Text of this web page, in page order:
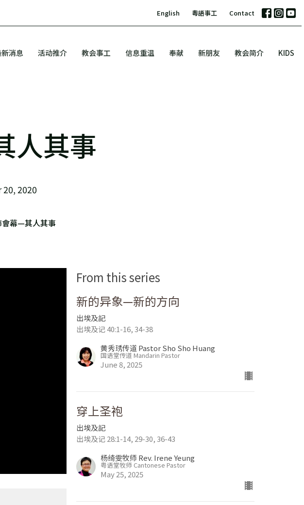
English 粵語事工 Contact
消息 活动推介 教会事工 信息重温 奉献 新朋友 教会简介 KIDS
人其事
2020
會幕—其人其事
From this series
新的异象—新的方向
出埃及記
出埃及记 40:1-16, 34-38
黄秀琇传道 Pastor Sho Sho Huang
国语堂传道 Mandarin Pastor
June 8, 2025
穿上圣袍
出埃及記
出埃及记 28:1-14, 29-30, 36-43
杨绮雯牧师 Rev. Irene Yeung
粤语堂牧师 Cantonese Pastor
May 25, 2025